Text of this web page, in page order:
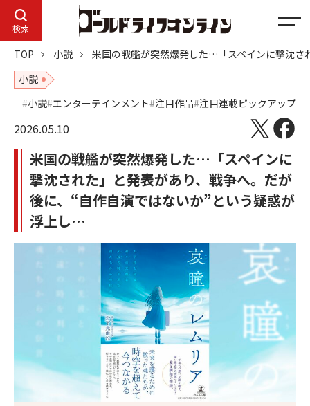
検索
メ
ニ
ュ
TOP 小説
米国の戦艦が突然爆発した…「スペインに撃沈
小説
小説 エンターテインメント 注目作品 注目連載ピックアップ
2026.05.10
米国の戦艦が突然爆発した…「スペインに
撃沈された」と発表があり、戦争へ。だが
後に、“自作自演ではないか”という疑惑が
浮上し…